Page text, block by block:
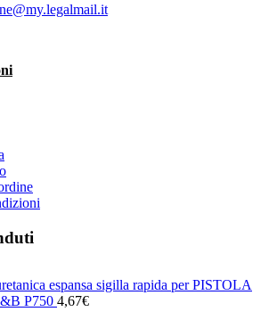
espansa sigilla rapida per PISTOLA
P750 4,67€